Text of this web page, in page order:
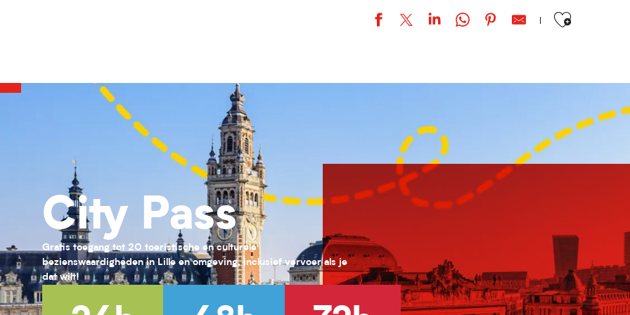
Ajouter aux
Activités pour enfants (0-6 ans) pour l'été 2026
Habiter Roubaix
Le Front fortifié des Weppes : le béton à l'épreuve de la guerre
Loisirs 13/17 ans au PRJ Nord (vacances été 2026)
Exposition " Trésors de laine et de soie "
Exposition « Fiat lux ! Une quête effrénée de lumière au XIXᵉ siècle »
Musée des enfants #1 : Grandeur Nature
Jessy Razafimandimby
Jessy Razafimandimby
Obsession
ObsessionCity Pass
Gratis toegang tot 20 toeristische en culturele
bezienswaardigheden in Lille en omgeving, inclusief vervoer als je
dat wilt!